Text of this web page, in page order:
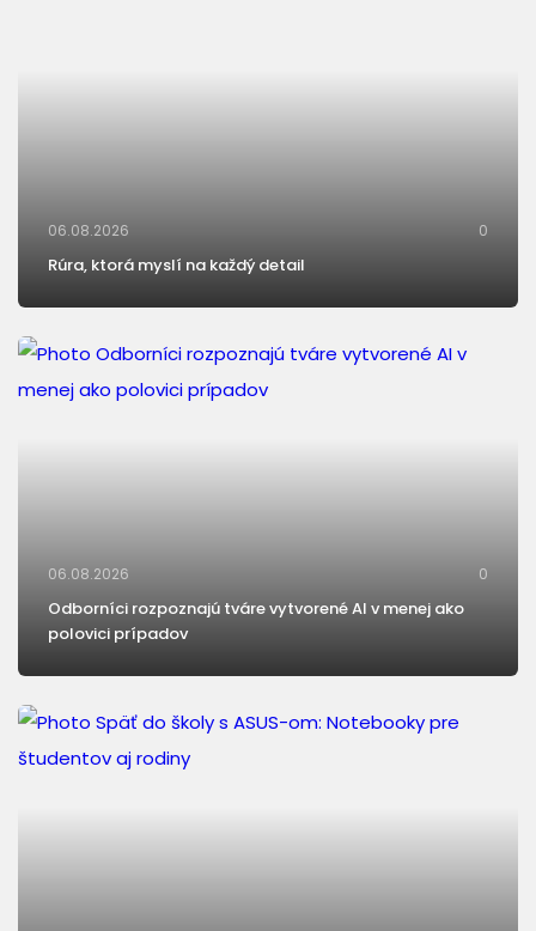
06.08.2026 0
Rúra, ktorá myslí na každý detail
06.08.2026 0
Odborníci rozpoznajú tváre vytvorené AI v menej ako
polovici prípadov